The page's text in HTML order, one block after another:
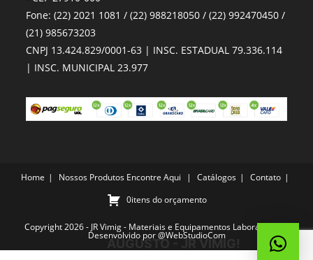
Fone: (22) 2021 1081 / (22) 988218050 / (22) 992470450 /
(21) 985673203
CNPJ 13.424.829/0001-63 | INSC. ESTADUAL 79.336.114
| INSC. MUNICIPAL 23.977
Home Nossos Produtos Encontre Aqui Catálogos
Contato
0itens do orçamento
Copyright 2026 - JR Vimig - Materiais e Equipamentos Laboratoriais -
Desenvolvido por@WebStudioCom
AUGUSTO - JR VIMIG!